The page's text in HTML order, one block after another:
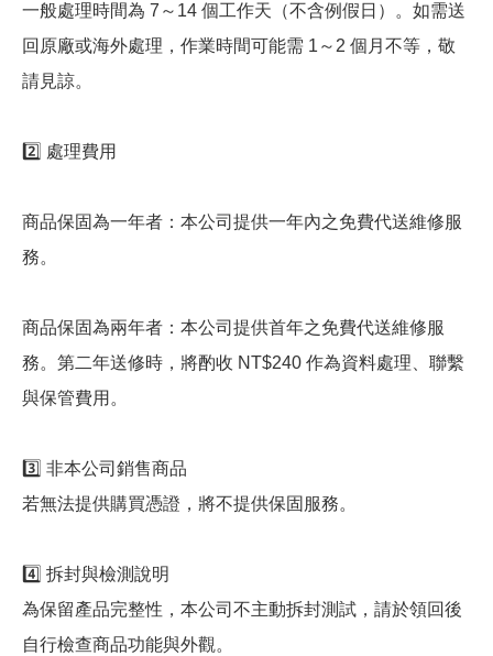
一般處理時間為 7～14 個工作天（不含例假日）。如需送
回原廠或海外處理，作業時間可能需 1～2 個月不等，敬
請見諒。
2️⃣ 處理費用
商品保固為一年者：本公司提供一年內之免費代送維修服
務。
商品保固為兩年者：本公司提供首年之免費代送維修服
務。第二年送修時，將酌收 NT$240 作為資料處理、聯繫
與保管費用。
3️⃣ 非本公司銷售商品
若無法提供購買憑證，將不提供保固服務。
4️⃣ 拆封與檢測說明
為保留產品完整性，本公司不主動拆封測試，請於領回後
自行檢查商品功能與外觀。